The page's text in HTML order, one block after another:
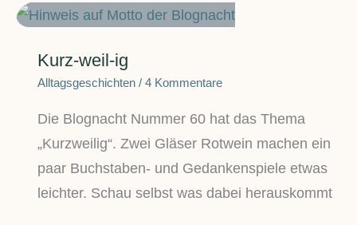
Kurz-weil-ig
Alltagsgeschichten /4 Kommentare
Die Blognacht Nummer 60 hat das Thema
„Kurzweilig“. Zwei Gläser Rotwein machen ein
paar Buchstaben- und Gedankenspiele etwas
leichter. Schau selbst was dabei herauskommt